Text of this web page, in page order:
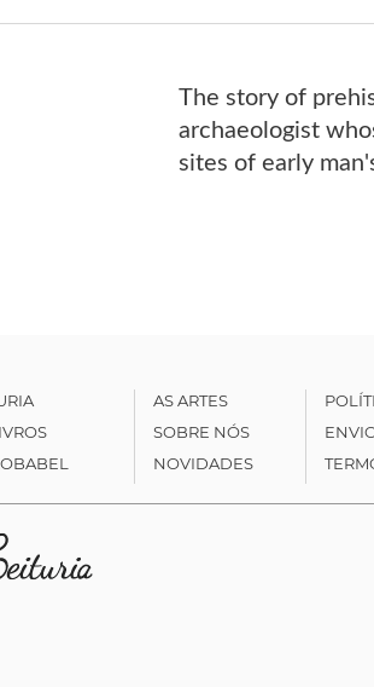
The story of
archaeologist
sites of early
AS ARTES
SOBRE NÓS
NOVIDADES